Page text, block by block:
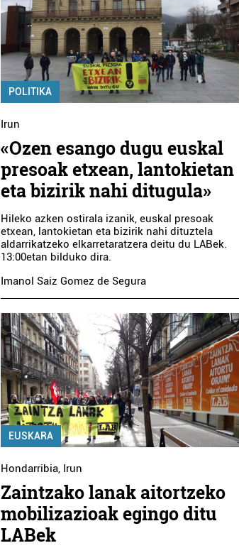
POLITIKA
Irun
«Ozen esango dugu euskal
presoak etxean, lantokietan
eta bizirik nahi ditugula»
Hileko azken ostirala izanik, euskal presoak
etxean, lantokietan eta bizirik nahi dituztela
aldarrikatzeko elkarretaratzera deitu du LABek.
13:00etan bilduko dira.
Imanol Saiz Gomez de Segura
EUSKARA
Hondarribia, Irun
Zaintzako lanak aitortzeko
mobilizazioak egingo ditu
LABek